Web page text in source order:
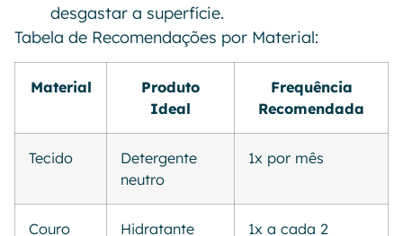
desgastar a superfície.
Tabela de Recomendações por Material:
Material
Produto
Ideal
Frequência
Recomendada
Tecido
Detergente
neutro
1x por mês
Couro
Hidratante
1x a cada 2